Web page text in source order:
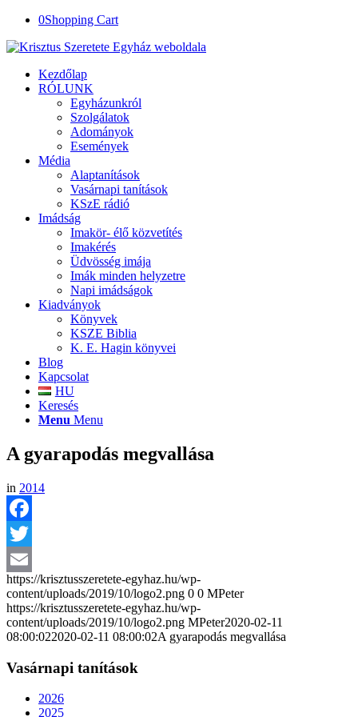
0Shopping Cart
Kezdőlap
RÓLUNK
Egyházunkról
Szolgálatok
Adományok
Események
Média
Alaptanítások
Vasárnapi tanítások
KSzE rádió
Imádság
Imakör- élő közvetítés
Imakérés
Üdvösség imája
Imák minden helyzetre
Napi imádságok
Kiadványok
Könyvek
KSZE Biblia
K. E. Hagin könyvei
Blog
Kapcsolat
HU
Keresés
Menu Menu
A gyarapodás megvallása
in 2014
Facebook
Twitter
Email
https://krisztusszeretete-egyhaz.hu/wp-
content/uploads/2019/10/logo2.png 0 0 MPeter
https://krisztusszeretete-egyhaz.hu/wp-
content/uploads/2019/10/logo2.png MPeter2020-02-11
08:00:022020-02-11 08:00:02A gyarapodás megvallása
Vasárnapi tanítások
2026
2025